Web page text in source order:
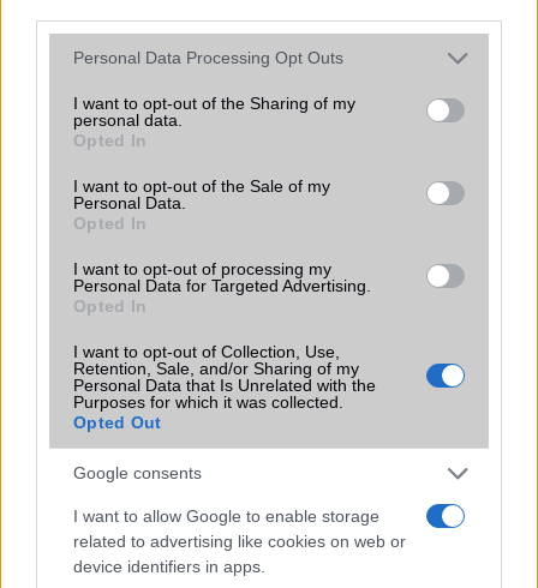
Please note that this website/app uses one or more Google
not limited to your visit or usage behaviour. You may click to
grant or deny consent to Google and its third-party tags to
use your data for below specified purposes in below Google
consent section.
Personal Data Processing Opt Outs
I want to opt-out of the Sharing of my
personal data.
Opted In
I want to opt-out of the Sale of my
Personal Data.
Opted In
I want to opt-out of processing my
Personal Data for Targeted Advertising.
Opted In
I want to opt-out of Collection, Use,
Retention, Sale, and/or Sharing of my
Personal Data that Is Unrelated with the
Purposes for which it was collected.
Opted Out
Google consents
I want to allow Google to enable storage
related to advertising like cookies on web or
device identifiers in apps.
megváltoztatja a mobilhasználatot –
sokan mégsem tudnak róla
Az Edge Panel az egyik leghasznosabb funkció, amely
jelentősen felgyorsítja a mindennapi használatot,
KAPCSOLÓDÓ HÍREK
Samsung előrehozza a One UI 8 fejlesztését – korábban
indulhat a frissítés
One UI 8 beta elindult több 2024-es Galaxy modellen –
hamarosan jön a stabil verzió
Samsung elkezdte kiadni az Android 16 frissítést Galaxy
készülékekre
Apple nyomában: narancsszínű Galaxy S26 Ultra szivárgott